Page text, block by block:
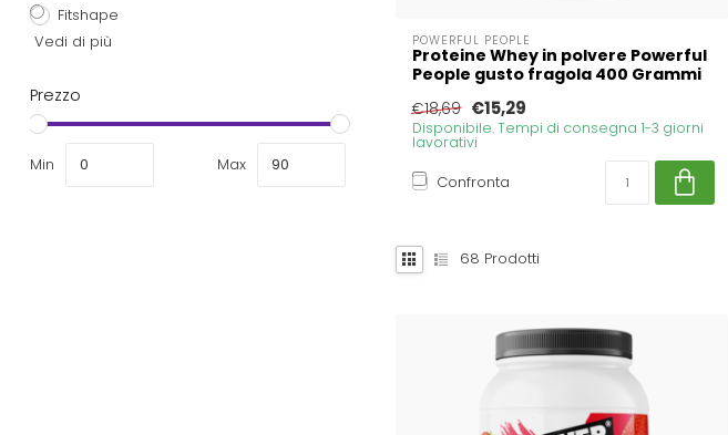
Fitshape
Vedi di più
Prezzo
Min Max
POWERFUL PEOPLE
Proteine Whey in polvere Powerful
People gusto fragola 400 Grammi
€18,69 €15,29
Disponibile. Tempi di consegna 1-3 giorni
lavorativi
Confronta
68 Prodotti